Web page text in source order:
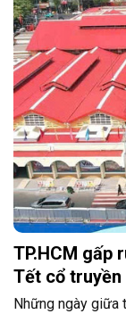
TP.HCM gấp
Tết cổ truyền
Những ngày giữa